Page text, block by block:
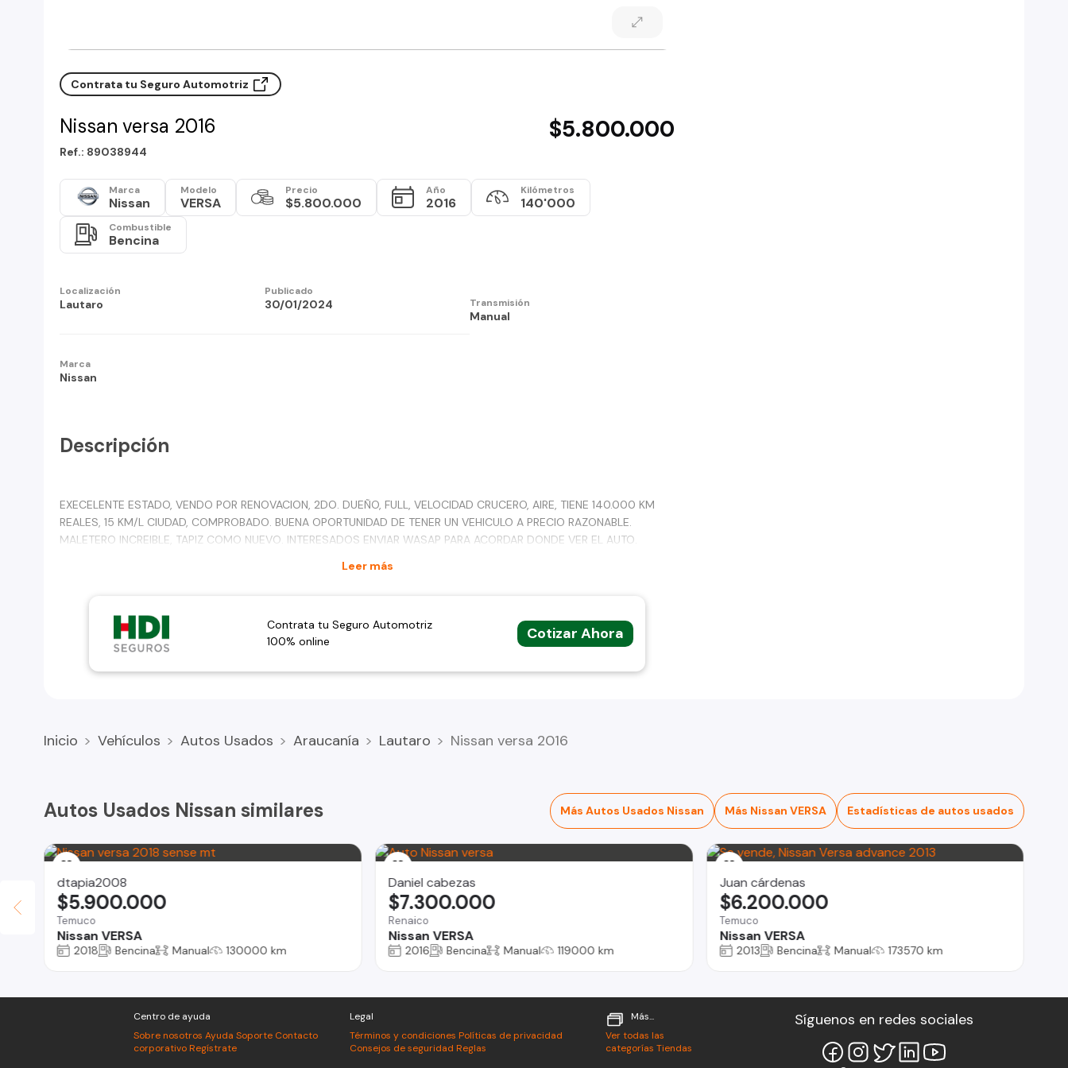
Contrata tu Seguro Automotriz
Nissan versa 2016 $5.800.000
Ref.: 89038944
Marca
Nissan
Modelo
VERSA
Precio
$5.800.000
Año
2016
Kilómetros
140'000
Combustible
Bencina
Localización
Lautaro
Publicado
30/01/2024 Transmisión
Manual
Marca
Nissan
Descripción
EXECELENTE ESTADO, VENDO POR RENOVACION, 2DO. DUEÑO, FULL, VELOCIDAD CRUCERO, AIRE, TIENE 140.000 KM
REALES, 15 KM/L CIUDAD, COMPROBADO. BUENA OPORTUNIDAD DE TENER UN VEHICULO A PRECIO RAZONABLE.
MALETERO INCREIBLE, TAPIZ COMO NUEVO. INTERESADOS ENVIAR WASAP PARA ACORDAR DONDE VER EL AUTO.
Leer más
Contrata tu Seguro Automotriz
100% online
Cotizar Ahora
Inicio Vehículos Autos Usados Araucanía Lautaro Nissan versa 2016
Autos Usados Nissan similares Más Autos Usados Nissan Más Nissan VERSA Estadísticas de autos usados
dtapia2008
Temuco
Nissan VERSA
$5.900.000
2018 Bencina Manual 130000 km
Daniel cabezas
Renaico
Nissan VERSA
$7.300.000
2016 Bencina Manual 119000 km
Juan cárdenas
Temuco
Nissan VERSA
$6.200.000
2013 Bencina Manual 173570 km
Centro de ayuda
Sobre nosotros Ayuda Soporte Contacto
corporativo Regístrate
Legal
Términos y condiciones Políticas de privacidad
Consejos de seguridad Reglas
Más...
Ver todas las
categorías Tiendas
Síguenos en redes sociales